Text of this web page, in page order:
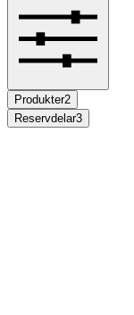
Produkter2
Reservdelar3